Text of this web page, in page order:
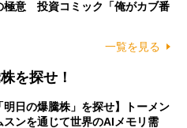
極意 投資コミック「俺がカブ番
一覧を見る
を探せ！
明日の爆騰株」を探せ】トーメン
スンを通じて世界のAIメモリ需